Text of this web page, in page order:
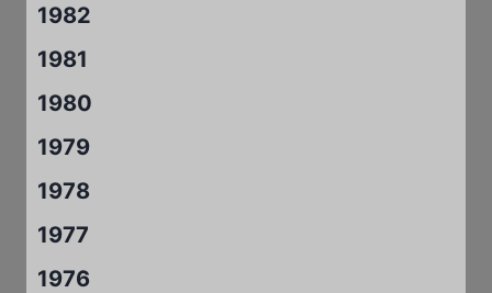
1982
1981
1980
1979
1978
1977
1976